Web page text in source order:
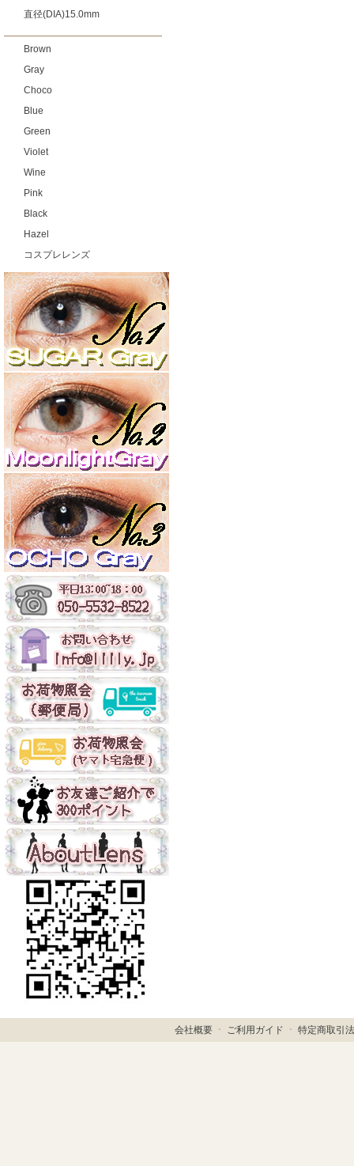
直径(DIA)15.0mm
Brown
Gray
Choco
Blue
Green
Violet
Wine
Pink
Black
Hazel
コスプレレンズ
会社概要 ㆍ ご利用ガイド ㆍ特定商取引